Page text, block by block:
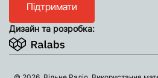
Підтримати
Дизайн та розробка: